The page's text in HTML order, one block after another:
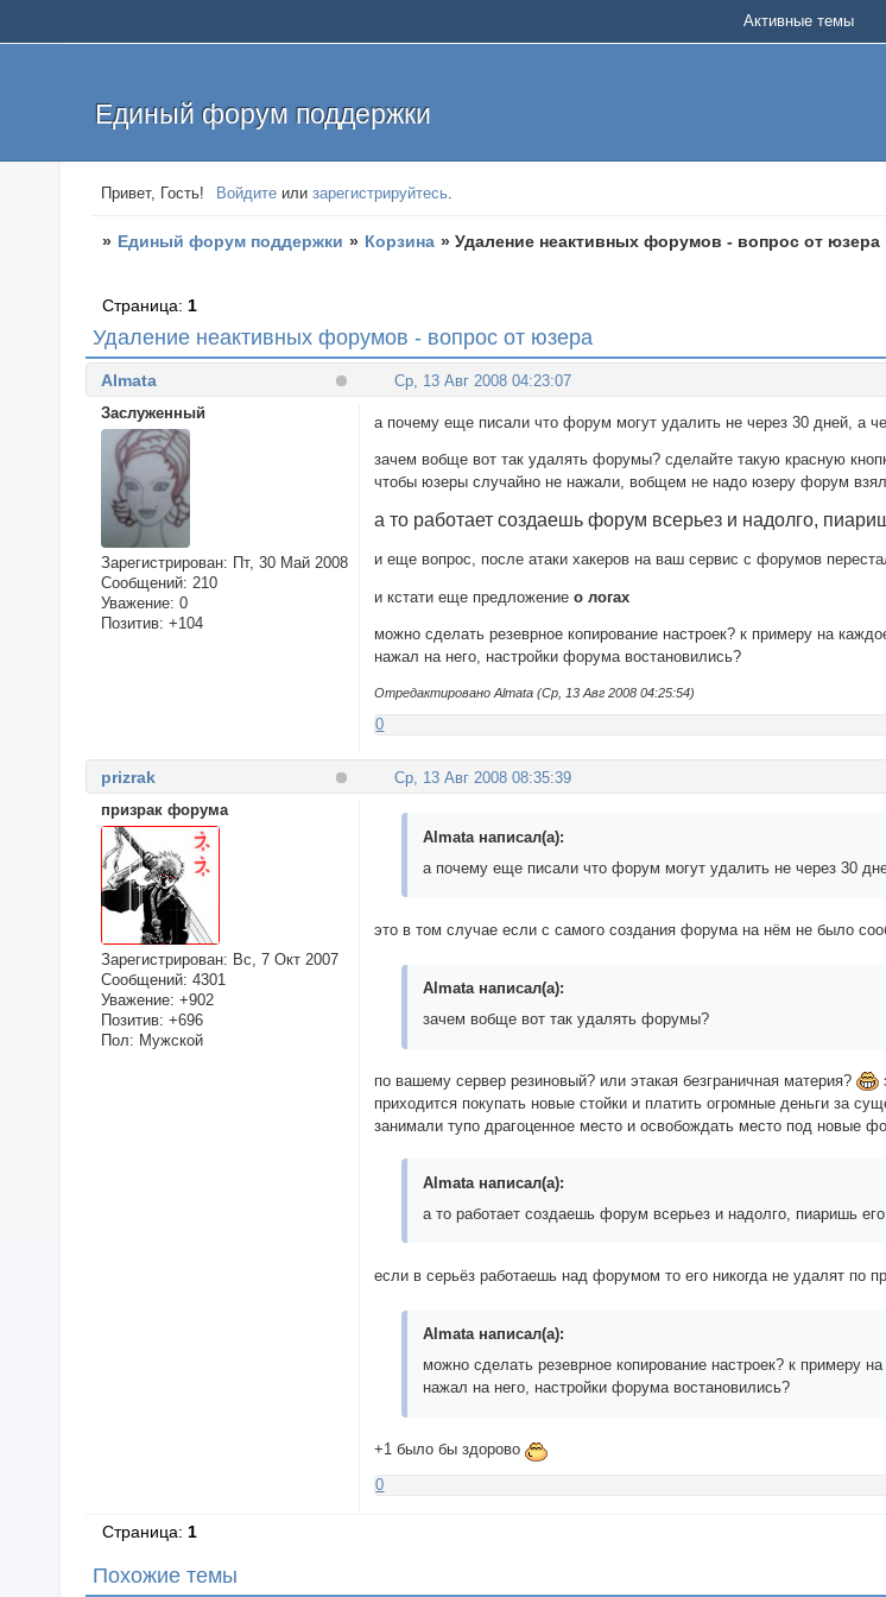
Единый форум поддержки
Активные темы
Привет, Гость! Войдите илизарегистрируйтесь.
» Единый форум поддержки » Корзина »Удаление неактивных форумов - вопрос от юзера
Удаление неактивных форумов - вопрос от юзера
Страница: 1
Ср, 13 Авг 2008 04:23:07
Almata
Заслуженный
Зарегистрирован: Пт, 30 Май 2008
Сообщений: 210
Уважение: 0
Позитив: +104
а почему еще писали что форум могут удалить не через 30 дней, а
зачем вобще вот так удалять форумы? сделайте такую красную
чтобы юзеры случайно не нажали, вобщем не надо юзеру форум
а то работает создаешь форум всерьез и надолго,
и еще вопрос, после атаки хакеров на ваш сервис с форумов
и кстати еще предложениео логах
можно сделать резеврное копирование настроек? к примеру на
нажал на него, настройки форума востановились?
Отредактировано Almata (Ср, 13 Авг 2008 04:25:54)
0
Ср, 13 Авг 2008 08:35:39
prizrak
призрак форума
Зарегистрирован: Вс, 7 Окт 2007
Сообщений: 4301
Уважение: +902
Позитив: +696
Пол: Мужской
Almata написал(а):
а почему еще писали что форум могут удалить не через 30
это в том случае если с самого создания форума на нём не было
Almata написал(а):
зачем вобще вот так удалять форумы?
по вашему сервер резиновый? или этакая безграничная материя?
приходится покупать новые стойки и платить огромные деньги за
занимали тупо драгоценное место и освобождать место под новые
Almata написал(а):
а то работает создаешь форум всерьез и надолго, пиаришь
если в серьёз работаешь над форумом то его никогда не удалят по
Almata написал(а):
можно сделать резеврное копирование настроек? к примеру
нажал на него, настройки форума востановились?
+1 было бы здорово
0
Страница: 1
Похожие темы